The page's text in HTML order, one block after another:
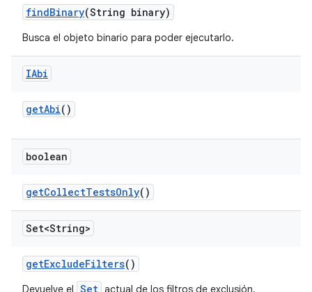
findBinary(String binary)
Busca el objeto binario para poder ejecutarlo.
IAbi
getAbi()
boolean
getCollectTestsOnly()
Set<String>
getExcludeFilters()
Devuelve el Set actual de los filtros de exclusión.